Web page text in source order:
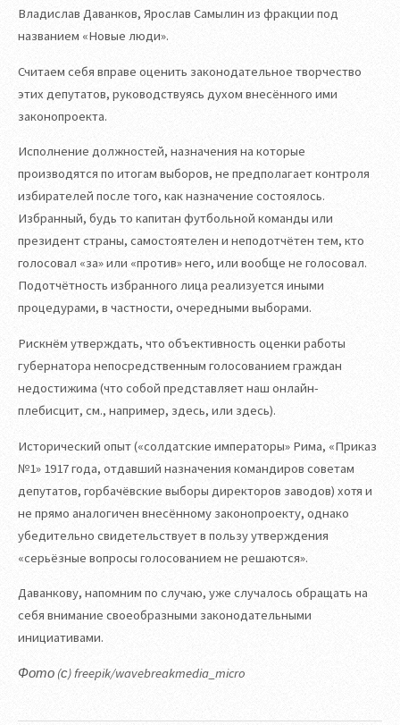
Владислав Даванков, Ярослав Самылин из фракции под
названием «Новые люди».
Считаем себя вправе оценить законодательное творчество
этих депутатов, руководствуясь духом внесённого ими
законопроекта.
Исполнение должностей, назначения на которые
производятся по итогам выборов, не предполагает контроля
избирателей после того, как назначение состоялось.
Избранный, будь то капитан футбольной команды или
президент страны, самостоятелен и неподотчётен тем, кто
голосовал «за» или «против» него, или вообще не голосовал.
Подотчётность избранного лица реализуется иными
процедурами, в частности, очередными выборами.
Рискнём утверждать, что объективность оценки работы
губернатора непосредственным голосованием граждан
недостижима (что собой представляет наш онлайн-
плебисцит, см., например, здесь, или здесь).
Исторический опыт («солдатские императоры» Рима, «Приказ
№1» 1917 года, отдавший назначения командиров советам
депутатов, горбачёвские выборы директоров заводов) хотя и
не прямо аналогичен внесённому законопроекту, однако
убедительно свидетельствует в пользу утверждения
«серьёзные вопросы голосованием не решаются».
Даванкову, напомним по случаю, уже случалось обращать на
себя внимание своеобразными законодательными
инициативами.
Фото (с) freepik/wavebreakmedia_micro